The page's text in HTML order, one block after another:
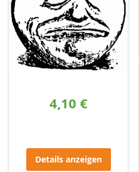
4,10 €
Details anzeigen